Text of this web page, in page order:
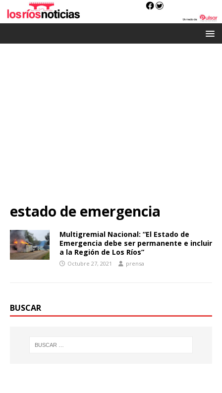
estado de emergencia
Multigremial Nacional: “El Estado de
Emergencia debe ser permanente e incluir
a la Región de Los Ríos”
Octubre 27, 2021 prensa
BUSCAR